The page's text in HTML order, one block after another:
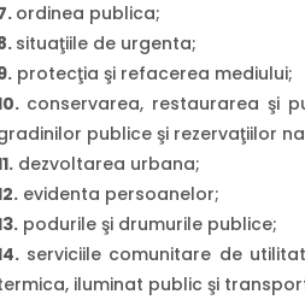
ordinea publica;
situaţiile de urgenta;
protecţia şi refacerea mediului;
conservarea, restaurarea şi
publice şi rezervaţiilor
dezvoltarea urbana;
evidenta persoanelor;
podurile şi drumurile publice;
serviciile comunitare de
iluminat public şi